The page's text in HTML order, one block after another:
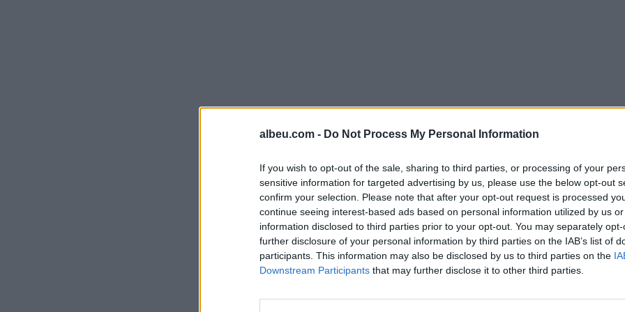
albeu.com - Do Not Process My Personal Information
If you wish to opt-out of the sale, sharing to third parties, or processing of your
sensitive information for targeted advertising by us, please use the below opt-out
confirm your selection. Please note that after your opt-out request is processed
continue seeing interest-based ads based on personal information utilized by us
information disclosed to third parties prior to your opt-out. You may separately
further disclosure of your personal information by third parties on the IAB’s list of
participants. This information may also be disclosed by us to third parties on the
Downstream Participants that may further disclose it to other third parties.